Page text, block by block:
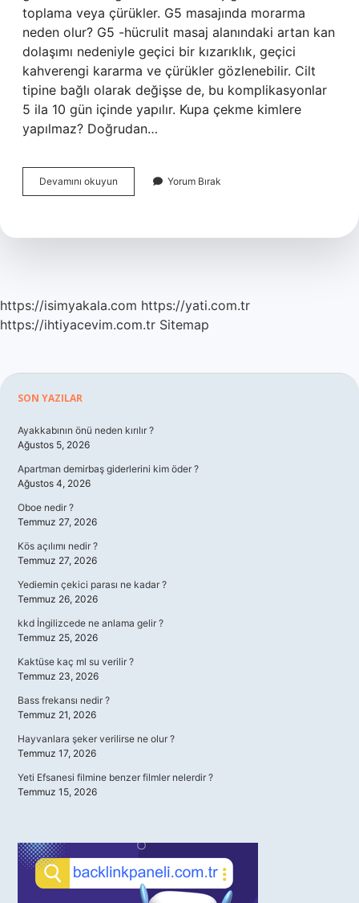
toplama veya çürükler. G5 masajında morarma
neden olur? G5 -hücrulit masaj alanındaki artan kan
dolaşımı nedeniyle geçici bir kızarıklık, geçici
kahverengi kararma ve çürükler gözlenebilir. Cilt
tipine bağlı olarak değişse de, bu komplikasyonlar
5 ila 10 gün içinde yapılır. Kupa çekme kimlere
yapılmaz? Doğrudan…
Devamını okuyun
Masajında
Olur
Yorum Bırak
https://isimyakala.com https://yati.com.tr
https://ihtiyacevim.com.tr Sitemap
Sidebar
SON YAZILAR
Ayakkabının önü neden kırılır ?
Ağustos 5, 2026
Apartman demirbaş giderlerini kim öder ?
Ağustos 4, 2026
Oboe nedir ?
Temmuz 27, 2026
Kös açılımı nedir ?
Temmuz 27, 2026
Yediemin çekici parası ne kadar ?
Temmuz 26, 2026
kkd İngilizcede ne anlama gelir ?
Temmuz 25, 2026
Kaktüse kaç ml su verilir ?
Temmuz 23, 2026
Bass frekansı nedir ?
Temmuz 21, 2026
Hayvanlara şeker verilirse ne olur ?
Temmuz 17, 2026
Yeti Efsanesi filmine benzer filmler nelerdir ?
Temmuz 15, 2026